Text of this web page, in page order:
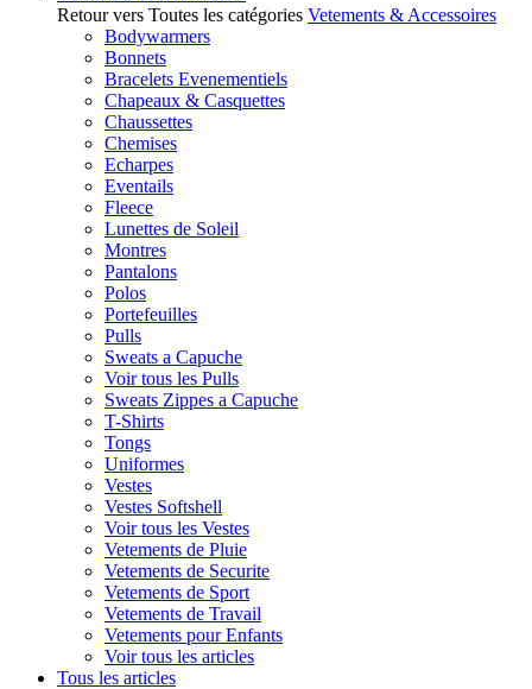
Retour vers Toutes les catégories Vetements & Accessoires
Bodywarmers
Bonnets
Bracelets Evenementiels
Chapeaux & Casquettes
Chaussettes
Chemises
Echarpes
Eventails
Fleece
Lunettes de Soleil
Montres
Pantalons
Polos
Portefeuilles
Pulls
Sweats a Capuche
Voir tous les Pulls
Sweats Zippes a Capuche
T-Shirts
Tongs
Uniformes
Vestes
Vestes Softshell
Voir tous les Vestes
Vetements de Pluie
Vetements de Securite
Vetements de Sport
Vetements de Travail
Vetements pour Enfants
Voir tous les articles
Tous les articles